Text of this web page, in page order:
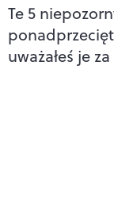
Te 5
uważałeś je